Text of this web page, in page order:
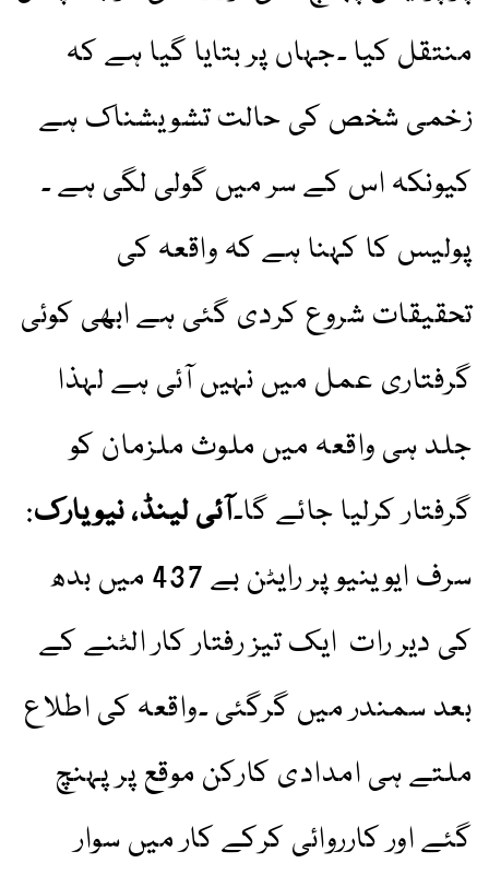
منتقل کیا ۔جہاں پر بتایا گیا ہے کہ
زخمی شخص کی حالت تشویشناک ہے
کیونکہ اس کے سر میں گولی لگی ہے ۔
پولیس کا کہنا ہے کہ واقعہ کی
تحقیقات شروع کردی گئی ہے ابھی کوئی
گرفتاری عمل میں نہیں آئی ہے لہذا
جلد ہی واقعہ میں ملوث ملزمان کو
گرفتار کرلیا جائے گا۔آئی لینڈ، نیویارک:
سرف ایوینیو پر رایٹن بے 437 میں بدھ
کی دیر رات ایک تیز رفتار کار الٹنے کے
بعد سمندر میں گرگئی ۔واقعہ کی اطلاع
ملتے ہی امدادی کارکن موقع پر پہنچ
گئے اور کارروائی کرکے کار میں سوار